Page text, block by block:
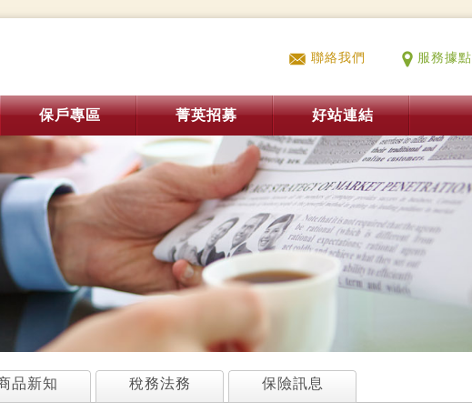
聯絡我們 服務據點
保戶專區 菁英招募 好站連結
品新知 稅務法務 保險訊息